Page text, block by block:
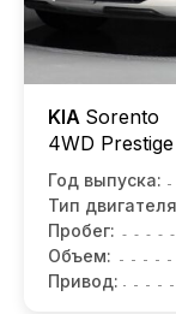
KIA Sorento
4WD Prestige
Год выпуска:
Тип
Пробег:
Объем:
Привод: